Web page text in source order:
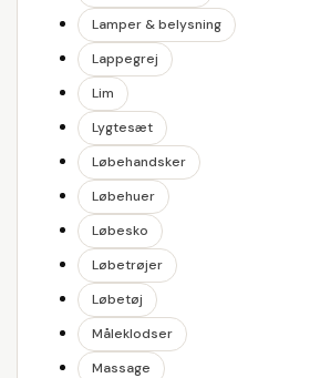
Lamper & belysning
Lappegrej
Lim
Lygtesæt
Løbehandsker
Løbehuer
Løbesko
Løbetrøjer
Løbetøj
Måleklodser
Massage